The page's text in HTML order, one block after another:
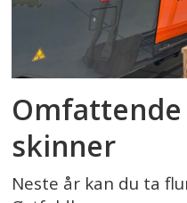
skinner
Neste år kan du ta